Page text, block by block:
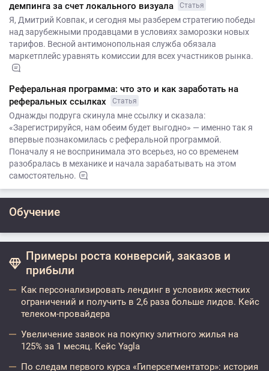
демпинга за счет локального визуала
Статья
Я, Дмитрий Ковпак, и сегодня мы разберем стратегию победы
над зарубежными продавцами в условиях заморозки новых
тарифов. Весной антимонопольная служба обязала
маркетплейс уравнять комиссии для всех участников рынка.
Реферальная программа: что это и как заработать на
реферальных ссылках
Статья
Однажды подруга скинула мне ссылку и сказала:
«Зарегистрируйся, нам обеим будет выгодно» — именно так я
впервые познакомилась с реферальной программой.
Поначалу я не воспринимала это всерьез, но со временем
разобралась в механике и начала зарабатывать на этом
самостоятельно.
Обучение
Примеры роста конверсий, заказов и
прибыли
Как персонализировать лендинг в условиях жестких
ограничений и получить в 2,6 раза больше лидов. Кейс
телеком-провайдера
Увеличение заявок на покупку элитного жилья на
125% за 1 месяц. Кейс Yagla
По следам первого курса «Гиперсегментатор»: история